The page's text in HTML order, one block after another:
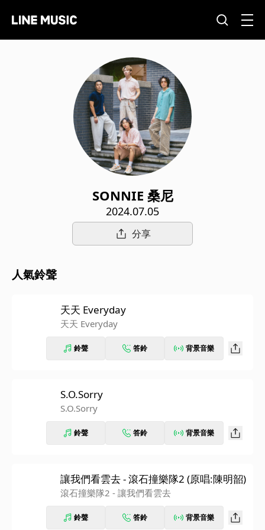
SONNIE 桑尼
2024.07.05
分享
人氣鈴聲
天天 Everyday
天天 Everyday
鈴聲 答鈴 背景音樂
S.O.Sorry
S.O.Sorry
鈴聲 答鈴 背景音樂
讓我們看雲去 - 滾石撞樂隊2 (原唱:陳明韶)
滾石撞樂隊2 - 讓我們看雲去
鈴聲 答鈴 背景音樂